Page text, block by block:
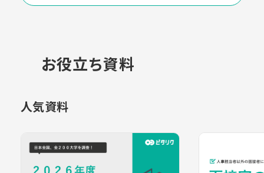
お役立ち資料
人気資料